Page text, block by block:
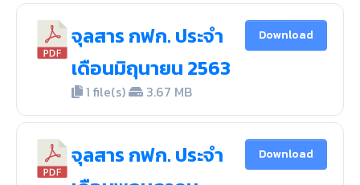
จุลสาร กฟก. ประจำ
เดือนมิถุนายน 2563
1 file(s) 3.67 MB
Download
จุลสาร กฟก. ประจำ
Download